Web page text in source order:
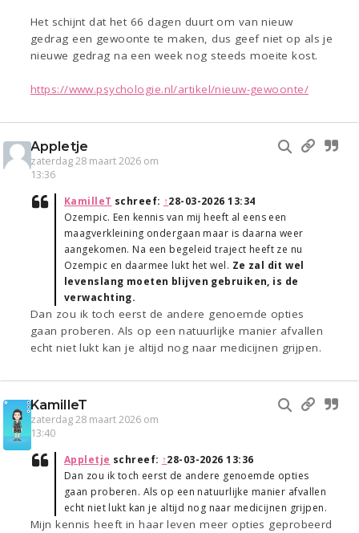
Het schijnt dat het 66 dagen duurt om van nieuw
gedrag een gewoonte te maken, dus geef niet op als je
nieuwe gedrag na een week nog steeds moeite kost.
https://www.psychologie.nl/artikel/nieuw-gewoonte/
Appletje
zaterdag 28 maart 2026 om
13:36
KamilleT schreef: ↑28-03-2026 13:34
Ozempic. Een kennis van mij heeft al eens een
maagverkleining ondergaan maar is daarna weer
aangekomen. Na een begeleid traject heeft ze nu
Ozempic en daarmee lukt het wel. Ze zal dit wel
levenslang moeten blijven gebruiken, is de
verwachting.
Dan zou ik toch eerst de andere genoemde opties
gaan proberen. Als op een natuurlijke manier afvallen
echt niet lukt kan je altijd nog naar medicijnen grijpen.
KamilleT
zaterdag 28 maart 2026 om
13:40
Appletje schreef: ↑28-03-2026 13:36
Dan zou ik toch eerst de andere genoemde opties
gaan proberen. Als op een natuurlijke manier afvallen
echt niet lukt kan je altijd nog naar medicijnen grijpen.
Mijn kennis heeft in haar leven meer opties geprobeerd